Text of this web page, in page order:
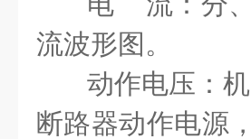
流波形图。
动作电压：
断路器动作电源